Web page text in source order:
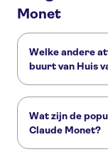
Monet
Welke andere
buurt van Huis
Louvre Rivier de
Wat zijn de
Claude Monet?